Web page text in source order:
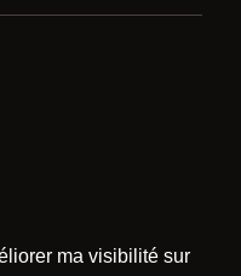
ma visibilité sur